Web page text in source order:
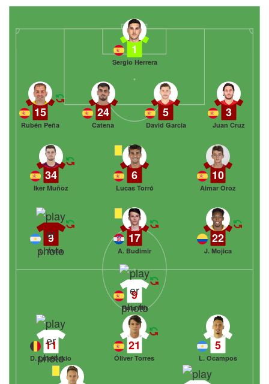
1
Sergio Herrera
3
Juan Cruz
5
David García
24
Catena
15
Rubén Peña
10
Aimar Oroz
6
Lucas Torró
34
Iker Muñoz
22
J. Mojica
17
A. Budimir
9
L. Ávila
11
D. Lukébakio
21
Óliver Torres
5
L. Ocampos
9
Rafa Mir